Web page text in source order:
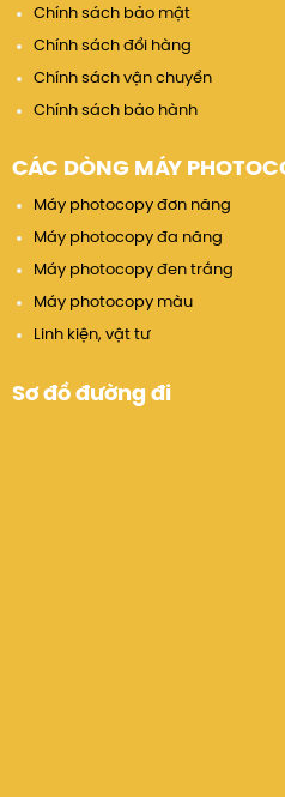
Chính sách bảo mật
Chính sách đổi hàng
Chính sách vận chuyển
Chính sách bảo hành
CÁC DÒNG MÁY
Máy photocopy đơn năng
Máy photocopy đa năng
Máy photocopy đen trắng
Máy photocopy màu
Linh kiện, vật tư
Sơ đồ đường đi